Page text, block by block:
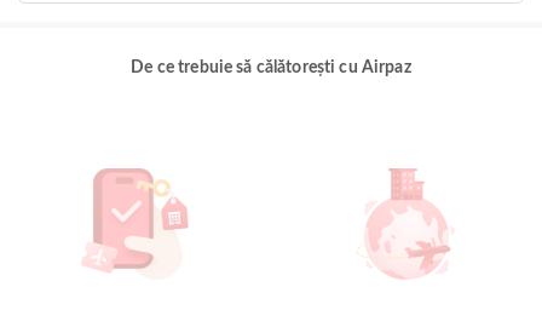
De ce trebuie să călătorești cu Airpaz